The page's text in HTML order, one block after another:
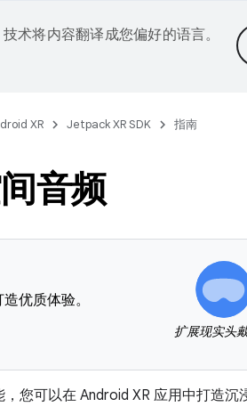
术将内容翻译成您偏好的语言。
XR Jetpack XR SDK 指南
音频
优质体验。
扩展现实头
您可以在 Android XR 应用中打造沉